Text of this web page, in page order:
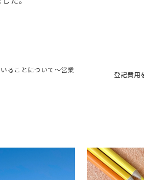
ることについて～営業
登記費用